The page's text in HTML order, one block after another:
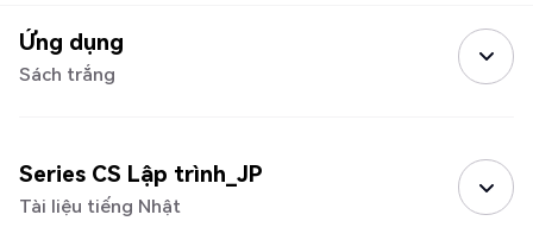
Ứng dụng
Sách trắng
Series CS Lập trình_JP
Tài liệu tiếng Nhật